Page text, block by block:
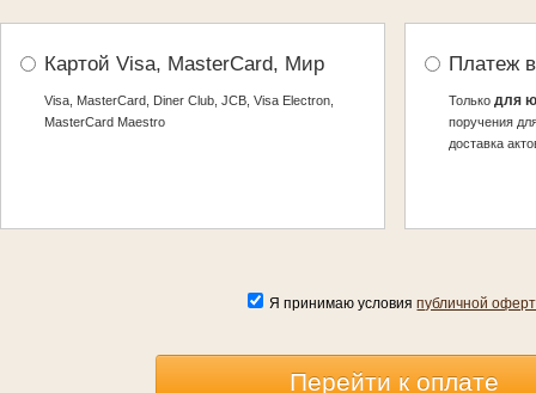
Картой Visa, MasterCard, Мир
Visa, MasterCard, Diner Club, JCB, Visa Electron,
MasterCard Maestro
Платеж
Только для
поручения
доставка
Я принимаю условияпубличной